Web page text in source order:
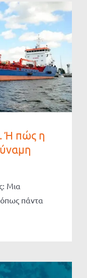
Ή πώς η
Μια
πάντα